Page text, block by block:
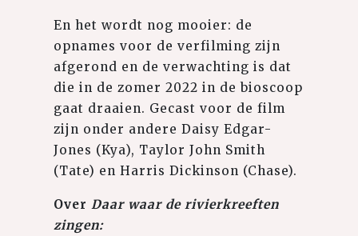
En het wordt nog mooier: de
opnames voor de verfilming zijn
afgerond en de verwachting is dat
die in de zomer 2022 in de bioscoop
gaat draaien. Gecast voor de film
zijn onder andere Daisy Edgar-
Jones (Kya), Taylor John Smith
(Tate) en Harris Dickinson (Chase).
Over Daar waar de rivierkreeften
zingen: